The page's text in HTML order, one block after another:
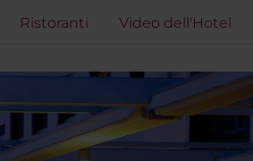
Ristoranti Video dell'Hotel